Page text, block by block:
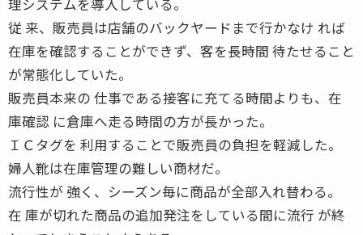
従 来、販売員は店舗のバックヤードまで行かなけ れば
在庫を確認することができず、客を長時間 待たせること
が常態化していた。
販売員本来の 仕事である接客に充てる時間よりも、在
庫確認 に倉庫へ走る時間の方が長かった。
ＩＣタグを 利用することで販売員の負担を軽減した。
婦人靴は在庫管理の難しい商材だ。
流行性が 強く、シーズン毎に商品が全部入れ替わる。
在 庫が切れた商品の追加発注をしている間に流行 が終